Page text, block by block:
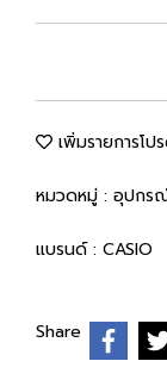
เพิ่มรายการโป
หมวดหมู่ : อุปกร
แบรนด์ : CASIO
Share